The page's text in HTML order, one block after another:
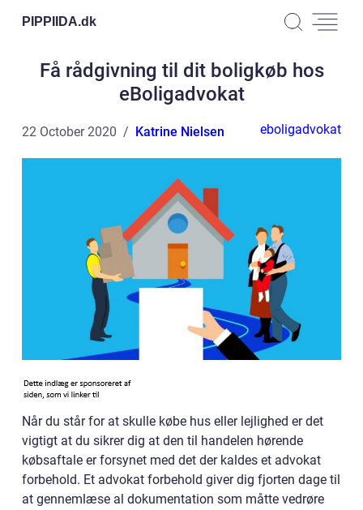
PIPPIIDA.dk
Få rådgivning til dit boligkøb hos
eBoligadvokat
22 October 2020 Katrine Nielsen eboligadvokat
Når du står for at skulle købe hus eller lejlighed er det
vigtigt at du sikrer dig at den til handelen hørende
købsaftale er forsynet med det der kaldes et advokat
forbehold. Et advokat forbehold giver dig fjorten dage til
at gennemlæse al dokumentation som måtte vedrøre